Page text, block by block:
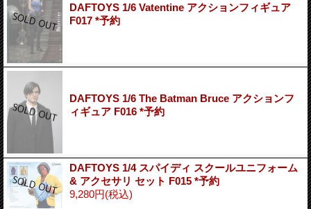
DAFTOYS 1/6 Vatentine アクションフィギュア
F017 *予約
DAFTOYS 1/6 The Batman Bruce アクションフ
ィギュア F016 *予約
DAFTOYS 1/4 スパイディ スクールユニフォーム
& アクセサリ セット F015 *予約
9,280円(税込)